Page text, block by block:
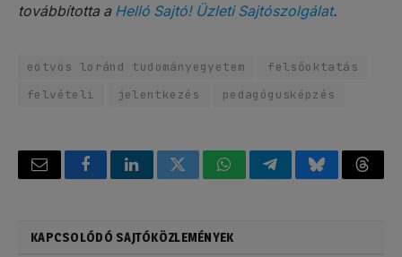
továbbította a Helló Sajtó! Üzleti Sajtószolgálat.
eötvös loránd tudományegyetem
felsőoktatás
felvételi
jelentkezés pedagógusképzés
Email FacebookLinkedInTwitterWhatsAppTelegramBluesky
KAPCSOLÓDÓ SAJTÓKÖZLEMÉNYEK